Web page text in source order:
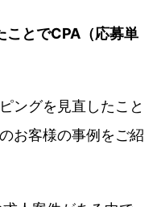
ことでCPA（応募単
ングを見直したこと
お客様の事例をご紹